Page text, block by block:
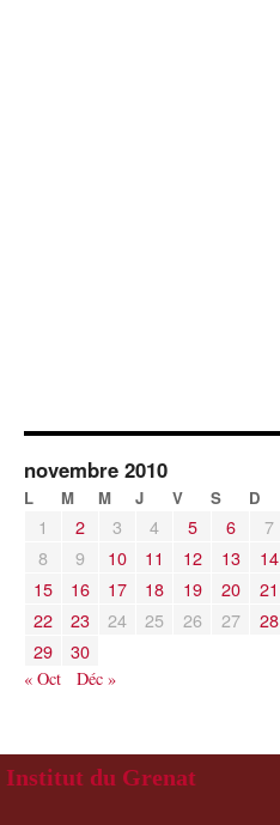
novembre 2010
L M M J V S D
1 2 3 4 5 6
7
8
9 10 11 12 13
14
15
16 17 18 19 20
21
22
23 24 25 26 27
28
29
30
« Oct Déc »
Institut du Grenat